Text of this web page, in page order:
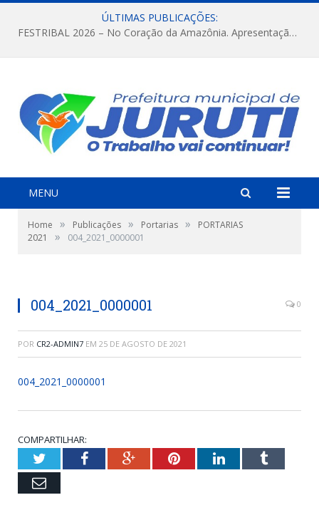
ÚLTIMAS PUBLICAÇÕES:
FESTRIBAL 2026 – No Coração da Amazônia. Apresentação da Munduruku.
MENU
Home » Publicações » Portarias »
PORTARIAS
2021
» 004_2021_0000001
004_2021_0000001 0
POR CR2-ADMIN7 EM 25 DE AGOSTO DE 2021
004_2021_0000001
COMPARTILHAR:
TwitterFacebookGoogle+PinterestLinkedInTumblr
Email